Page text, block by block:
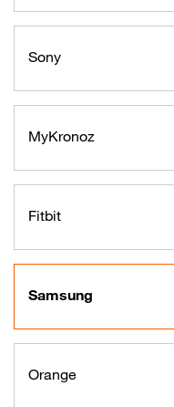
Sony
MyKronoz
Fitbit
Samsung
Orange